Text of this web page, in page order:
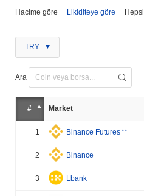
Hacime göre Likiditeye göre Hepsi
TRY
Ara
# Market
1 Binance Futures**
2 Binance
3 Lbank